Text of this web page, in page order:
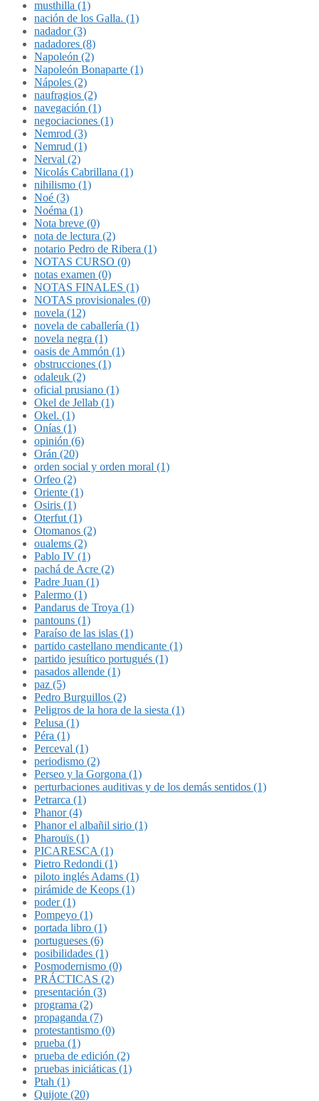
musthilla (1)
nación de los Galla. (1)
nadador (3)
nadadores (8)
Napoleón (2)
Napoleón Bonaparte (1)
Nápoles (2)
naufragios (2)
navegación (1)
negociaciones (1)
Nemrod (3)
Nemrud (1)
Nerval (2)
Nicolás Cabrillana (1)
nihilismo (1)
Noé (3)
Noéma (1)
Nota breve (0)
nota de lectura (2)
notario Pedro de Ribera (1)
NOTAS CURSO (0)
notas examen (0)
NOTAS FINALES (1)
NOTAS provisionales (0)
novela (12)
novela de caballería (1)
novela negra (1)
oasis de Ammón (1)
obstrucciones (1)
odaleuk (2)
oficial prusiano (1)
Okel de Jellab (1)
Okel. (1)
Onías (1)
opinión (6)
Orán (20)
orden social y orden moral (1)
Orfeo (2)
Oriente (1)
Osiris (1)
Oterfut (1)
Otomanos (2)
oualems (2)
Pablo IV (1)
pachá de Acre (2)
Padre Juan (1)
Palermo (1)
Pandarus de Troya (1)
pantouns (1)
Paraíso de las islas (1)
partido castellano mendicante (1)
partido jesuítico portugués (1)
pasados allende (1)
paz (5)
Pedro Burguillos (2)
Peligros de la hora de la siesta (1)
Pelusa (1)
Péra (1)
Perceval (1)
periodismo (2)
Perseo y la Gorgona (1)
perturbaciones auditivas y de los demás sentidos (1)
Petrarca (1)
Phanor (4)
Phanor el albañil sirio (1)
Pharouïs (1)
PICARESCA (1)
Pietro Redondi (1)
piloto inglés Adams (1)
pirámide de Keops (1)
poder (1)
Pompeyo (1)
portada libro (1)
portugueses (6)
posibilidades (1)
Posmodernismo (0)
PRÁCTICAS (2)
presentación (3)
programa (2)
propaganda (7)
protestantismo (0)
prueba (1)
prueba de edición (2)
pruebas iniciáticas (1)
Ptah (1)
Quijote (20)